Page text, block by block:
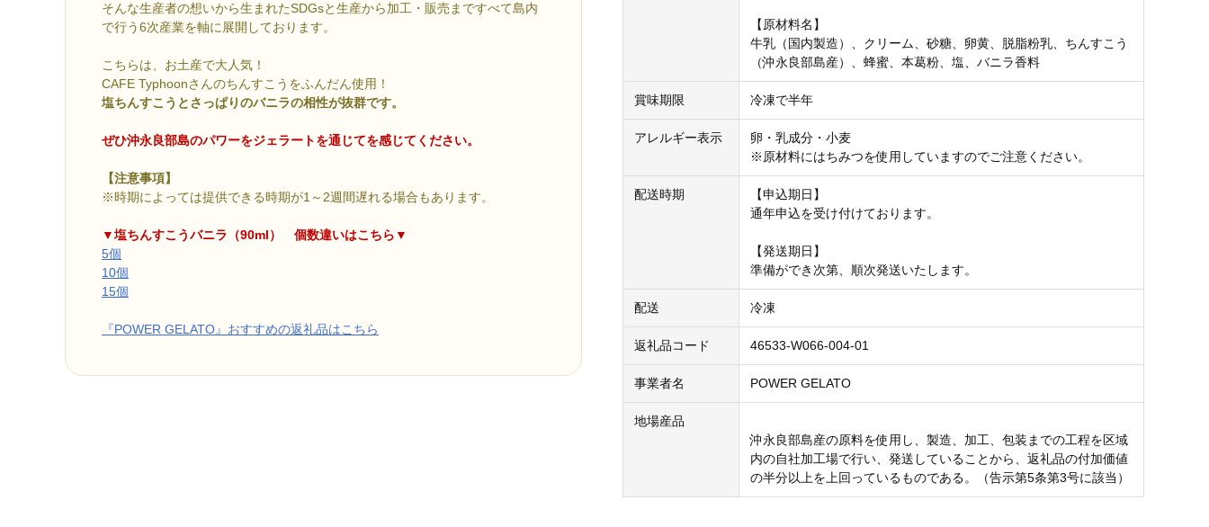
そんな生産者の想いから生まれたSDGsと生産から加工・販売まですべて島内
で行う6次産業を軸に展開しております。
こちらは、お土産で大人気！
CAFE Typhoonさんのちんすこうをふんだん使用！
塩ちんすこうとさっぱりのバニラの相性が抜群です。
ぜひ沖永良部島のパワーをジェラートを通じてを感じてください。
【注意事項】
※時期によっては提供できる時期が1～2週間遅れる場合もあります。
▼塩ちんすこうバニラ（90ml） 個数違いはこちら▼
5個
10個
15個
『POWER GELATO』おすすめの返礼品はこちら
【原材料名】
牛乳（国内製造）、クリーム、砂糖、卵黄、脱脂粉乳、ちんすこう
（沖永良部島産）、蜂蜜、本葛粉、塩、バニラ香料
賞味期限 冷凍で半年
アレルギー表示
卵・乳成分・小麦
※原材料にはちみつを使用していますのでご注意ください。
配送時期
【申込期日】
通年申込を受け付けております。
【発送期日】
準備ができ次第、順次発送いたします。
配送 冷凍
返礼品コード 46533-W066-004-01
事業者名 POWER GELATO
地場産品
沖永良部島産の原料を使用し、製造、加工、包装までの工程を区域
内の自社加工場で行い、発送していることから、返礼品の付加価値
の半分以上を上回っているものである。（告示第5条第3号に該当）